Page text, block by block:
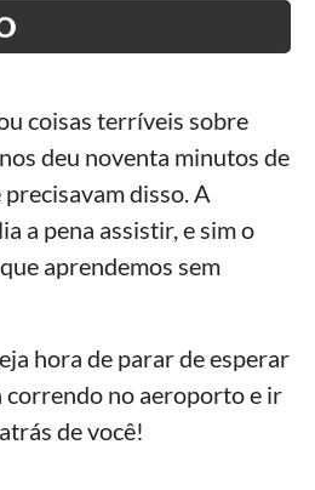
coisas terríveis sobre
deu noventa minutos de
disso. A
a pena assistir, e sim o
aprendemos sem
hora de parar de esperar
correndo no aeroporto e ir
de você!